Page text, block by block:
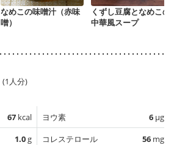
なめこの味噌汁（赤味
噌）
くずし豆腐となめこの
中華風スープ
(1人分)
67 kcal
1.0g
ヨウ素 6 µg
コレステロール
56 mg